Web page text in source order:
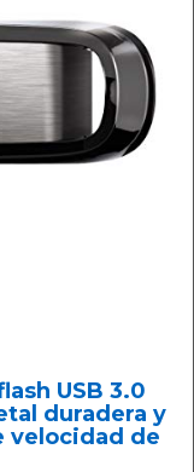
USB 3.0
duradera y
velocidad de